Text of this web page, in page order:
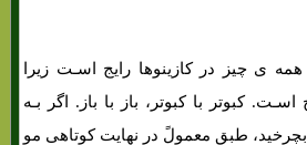
ی چیز در کازینوها رایج اسـت زیرا
کبوتر با کبوتر، باز با باز. اگر بـه
بچرخید، طبق معمولً در نهایت کوتاهی مو